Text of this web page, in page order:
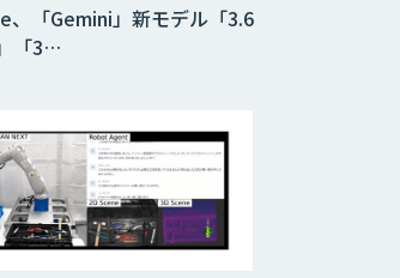
、「Gemini」新モデル「3.6
「3…